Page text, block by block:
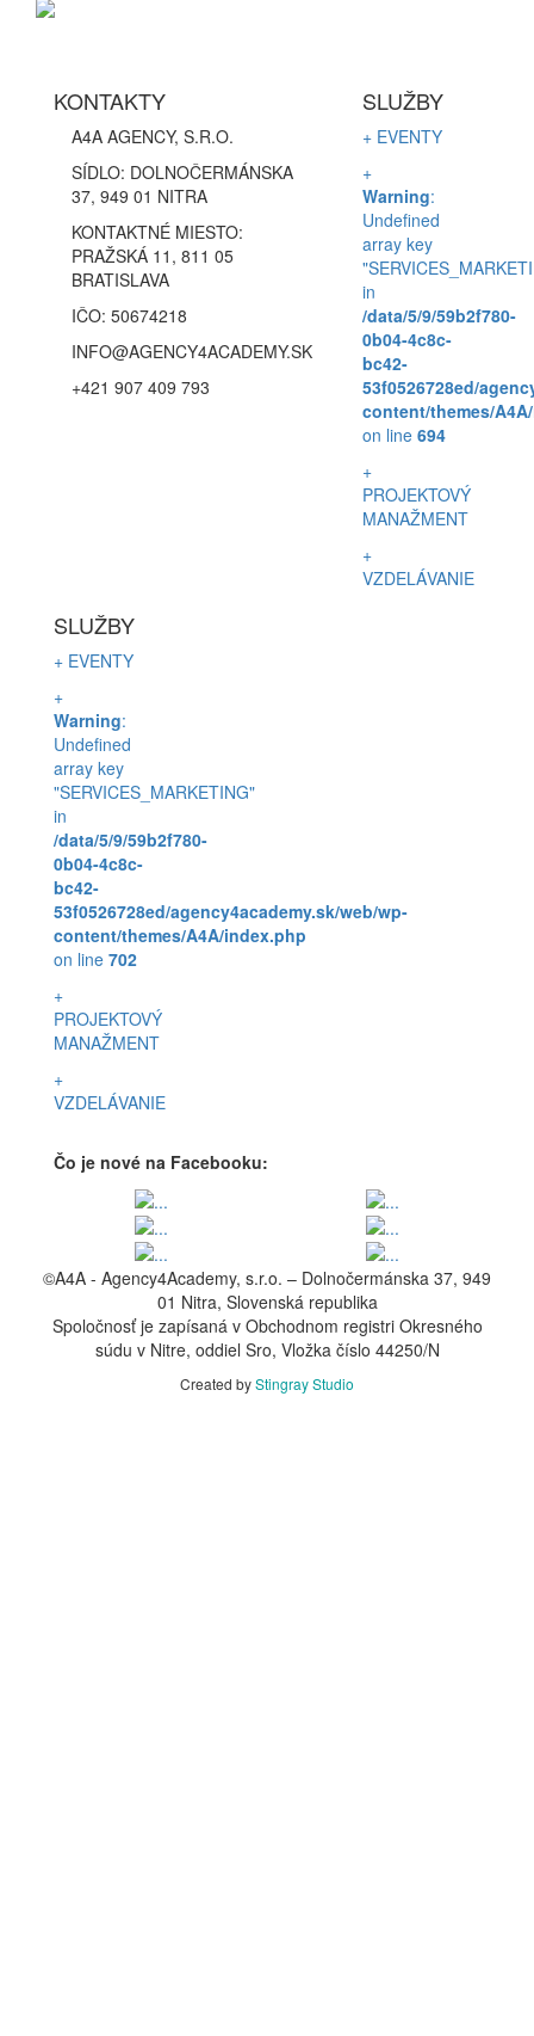
KONTAKTY
A4A AGENCY, S.R.O.
SÍDLO: DOLNOČERMÁNSKA
37, 949 01 NITRA
KONTAKTNÉ MIESTO:
PRAŽSKÁ 11, 811 05
BRATISLAVA
IČO: 50674218
INFO@AGENCY4ACADEMY.SK
+421 907 409 793
SLUŽBY
+ EVENTY
+
Warning:
Undefined
array key
in
/data/5/9/59b2f780-
0b04-4c8c-
bc42-
53f0526728ed/
content/themes/
on line 694
+
PROJEKTOVÝ
MANAŽMENT
+
VZDELÁVANIE
SLUŽBY
+ EVENTY
+
Warning:
Undefined
array key
"SERVICES_MARKETING"
in
/data/5/9/59b2f780-
0b04-4c8c-
bc42-
53f0526728ed/agency4academy.sk/web/wp-
content/themes/A4A/index.php
on line 702
+
PROJEKTOVÝ
MANAŽMENT
+
VZDELÁVANIE
Čo je nové na Facebooku:
©A4A - Agency4Academy, s.r.o. – Dolnočermánska 37, 949
01 Nitra, Slovenská republika
Spoločnosť je zapísaná v Obchodnom registri Okresného
súdu v Nitre, oddiel Sro, Vložka číslo 44250/N
Created byStingray Studio